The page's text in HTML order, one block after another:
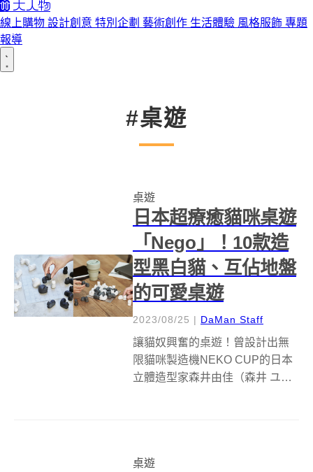
線上購物 設計創意 特別企劃 藝術創作 生活體驗 風格服飾 專題
報導
#桌遊
桌遊
日本超療癒貓咪桌遊
「Nego」！10款造
型黑白貓、互佔地盤
的可愛桌遊
2023/08/25 | DaMan Staff
讓貓奴興奮的桌遊！曾設計出無
限貓咪製造機NEKO CUP的日本
立體造型家森井由佳（森井 ユカ
棋盤以及10款...
桌遊